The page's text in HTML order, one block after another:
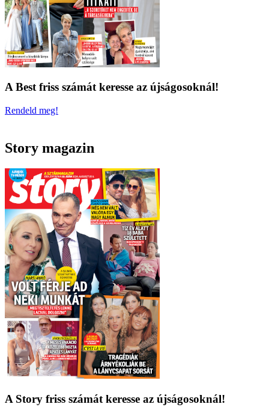
A Best friss számát keresse az újságosoknál!
Rendeld meg!
Story magazin
A Story friss számát keresse az újságosoknál!